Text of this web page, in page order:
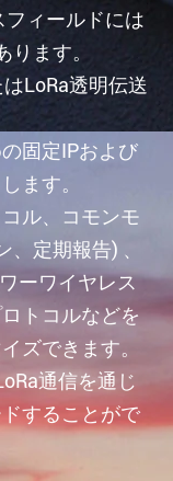
ィールドには
ます。
LoRa透明伝送
固定IPおよび
ます。
ル、コモンモ
定期報告) 、
ーワイヤレス
トコルなどを
ズできます。
通信を通じ
することがで